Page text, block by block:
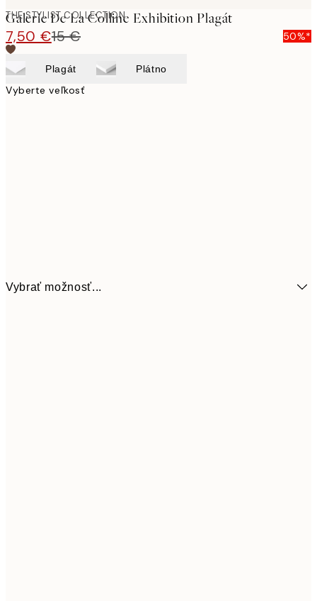
THE STYLIST COLLECTION
Galerie De La Colline Exhibition Plagát
7,50 €15 € 50%*
Plagát Plátno
Vyberte veľkosť
Vybrať možnosť...